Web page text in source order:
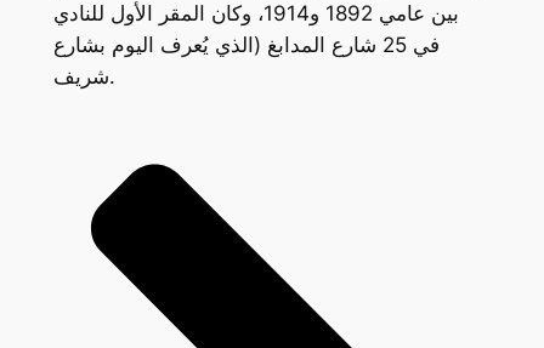
بين عامي 1892 و1914، وكان المقر الأول للنادي
في 25 شارع المدابغ (الذي يُعرف اليوم بشارع
شريف.